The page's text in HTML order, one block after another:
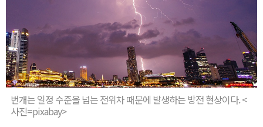
번개는 일정 수준을 넘는 전위차 때문에 발생하는 방전 현상이다. <
사진=pixabay>